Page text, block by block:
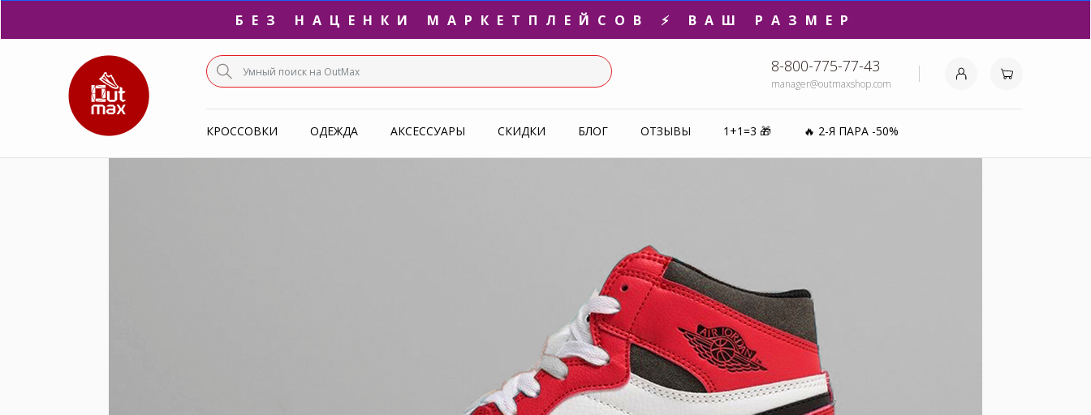
3-Я ПАРА В ПОДАРОК 🎁
ПОСЛЕДНИЕ РАЗМЕРЫ ОТ 1500₽⚡️ 8-800-775-77-43
manager@outmaxshop.com
КРОССОВКИ ОДЕЖДА АКСЕССУАРЫ СКИДКИ БЛОГ ОТЗЫВЫ 1+1=3 🎁 🔥 2-Я ПАРА -50%